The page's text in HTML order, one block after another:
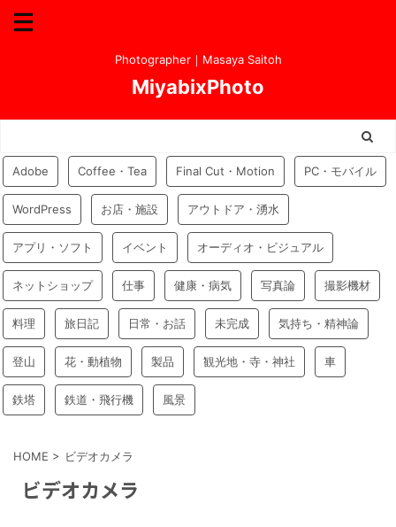
Photographer｜Masaya Saitoh
MiyabixPhoto
Adobe Coffee・Tea Final Cut・Motion PC・モバイル
WordPress お店・施設 アウトドア・湧水
アプリ・ソフト イベント オーディオ・ビジュアル
ネットショップ 仕事 健康・病気 写真論 撮影機材
料理 旅日記 日常・お話 未完成 気持ち・精神論
登山 花・動植物 製品 観光地・寺・神社 車
鉄塔 鉄道・飛行機 風景
HOME > ビデオカメラ
ビデオカメラ